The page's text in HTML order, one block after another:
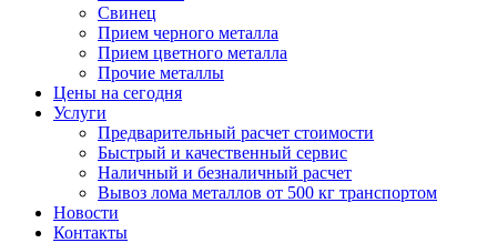
Свинец
Прием черного металла
Прием цветного металла
Прочие металлы
Цены на сегодня
Услуги
Предварительный расчет стоимости
Быстрый и качественный сервис
Наличный и безналичный расчет
Вывоз лома металлов от 500 кг транспортом
Новости
Контакты